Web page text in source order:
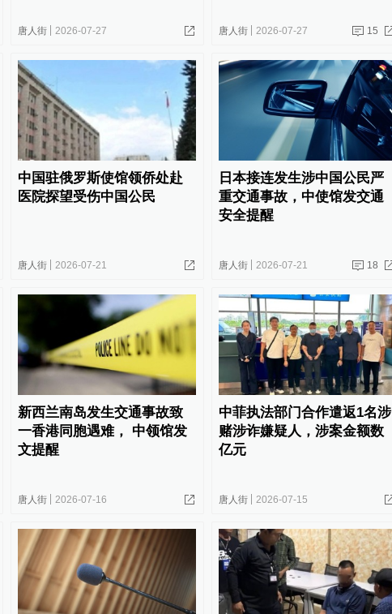
唐人街 2026-07-27 唐人街 2026-07-27 15
中国驻俄罗斯使馆领侨处赴
医院探望受伤中国公民
唐人街 2026-07-21
日本接连发生涉中国公民严
重交通事故，中使馆发交通
安全提醒
唐人街 2026-07-21 18
新西兰南岛发生交通事故致
一香港同胞遇难， 中领馆发
文提醒
唐人街 2026-07-16
中菲执法部门合作遣返1名涉
赌涉诈嫌疑人，涉案金额数
亿元
唐人街 2026-07-15